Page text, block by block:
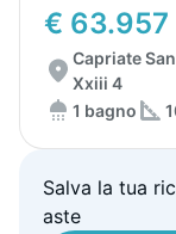
€ 63.957
Capriate
Xxiii 4
1 bagno
Salva la tua
aste